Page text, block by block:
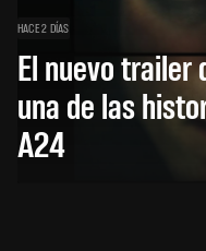
HACE 2 DÍAS
El nuevo trailer
una de las
A24